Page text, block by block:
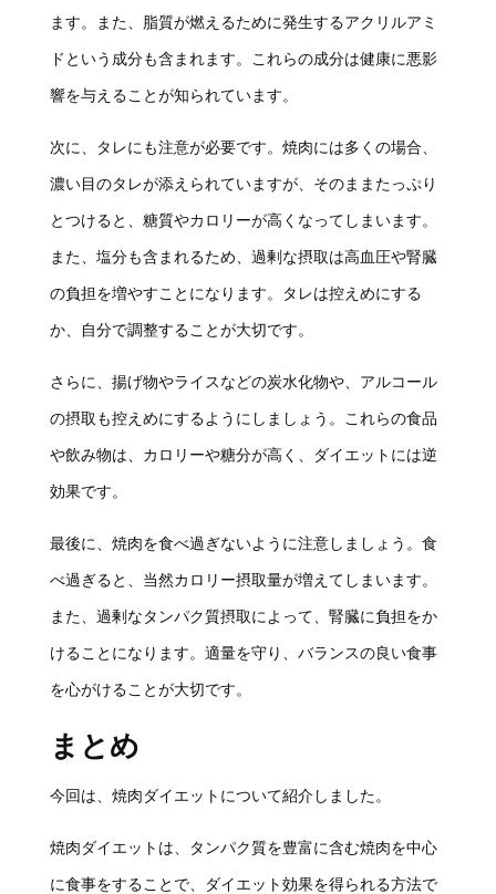
ます。また、脂質が燃えるために発生するアクリルアミ
ドという成分も含まれます。これらの成分は健康に悪影
響を与えることが知られています。
次に、タレにも注意が必要です。焼肉には多くの場合、
濃い目のタレが添えられていますが、そのままたっぷり
とつけると、糖質やカロリーが高くなってしまいます。
また、塩分も含まれるため、過剰な摂取は高血圧や腎臓
の負担を増やすことになります。タレは控えめにする
か、自分で調整することが大切です。
さらに、揚げ物やライスなどの炭水化物や、アルコール
の摂取も控えめにするようにしましょう。これらの食品
や飲み物は、カロリーや糖分が高く、ダイエットには逆
効果です。
最後に、焼肉を食べ過ぎないように注意しましょう。食
べ過ぎると、当然カロリー摂取量が増えてしまいます。
また、過剰なタンパク質摂取によって、腎臓に負担をか
けることになります。適量を守り、バランスの良い食事
を心がけることが大切です。
まとめ
今回は、焼肉ダイエットについて紹介しました。
焼肉ダイエットは、タンパク質を豊富に含む焼肉を中心
に食事をすることで、ダイエット効果を得られる方法で